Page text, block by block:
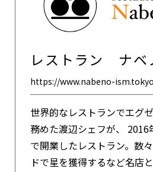
レストラン ナベ
https://www.nabeno-ism.tokyo
世界的なレストランでエグ
務めた渡辺シェフが、
で開業したレストラン。数
ドで星を獲得するなど名店